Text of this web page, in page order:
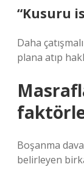
“Kusuru
Daha
plana atıp
Boşanma
belirleyen